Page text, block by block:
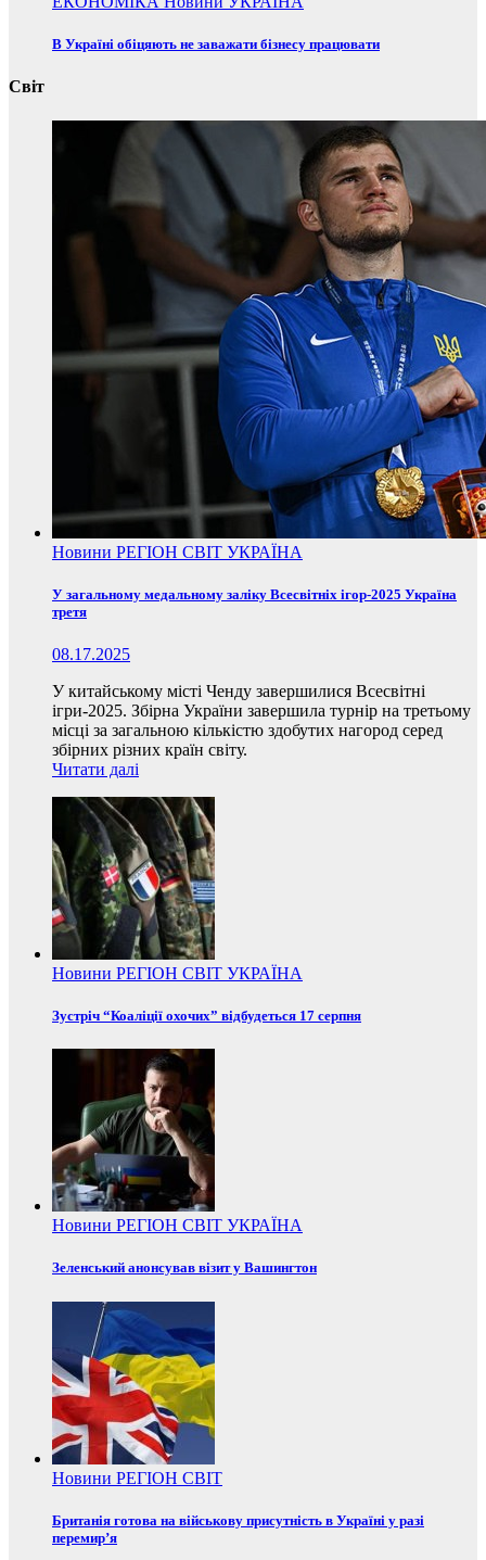
В Україні обіцяють не заважати бізнесу працювати
Світ
Новини РЕГІОН СВІТ УКРАЇНА
У загальному медальному заліку Всесвітніх ігор-2025 Україна
третя
08.17.2025
У китайському місті Ченду завершилися Всесвітні
ігри-2025. Збірна України завершила турнір на третьому
місці за загальною кількістю здобутих нагород серед
збірних різних країн світу.
Читати далі
Новини РЕГІОН СВІТ УКРАЇНА
Зустріч “Коаліції охочих” відбудеться 17 серпня
Новини РЕГІОН СВІТ УКРАЇНА
Зеленський анонсував візит у Вашингтон
Новини РЕГІОН СВІТ
Британія готова на військову присутність в Україні у разі
перемир’я